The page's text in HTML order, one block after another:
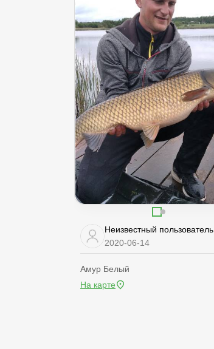
Неизвестный пользователь
2020-06-14
Амур Белый
На карте